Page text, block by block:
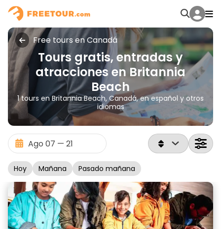
Free tours en Canadá
Tours gratis, entradas y
atracciones en Britannia
Beach
1 tours en Britannia Beach, Canadá, en español y otros
idiomas
Hoy Mañana Pasado mañana